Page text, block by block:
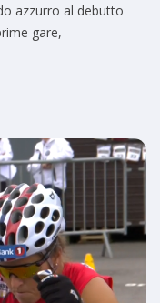
azzurro al debutto
gare,